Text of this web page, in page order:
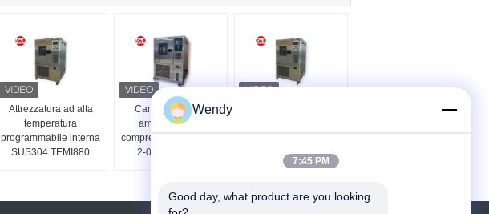
Attrezzatura ad alta
temperatura
programmabile interna
SUS304 TEMI880
Camera di prova
ambientale del
compressore di IEC68-
2-03 Tecumseh
di raffreddamento
binario
Wendy
7:45 PM
Good day, what product are you looking